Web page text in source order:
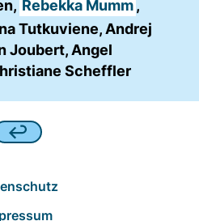
Rebekka Mumm,
Tutkuviene, Andrej
Joubert, Angel
Scheffler
Identifizierung